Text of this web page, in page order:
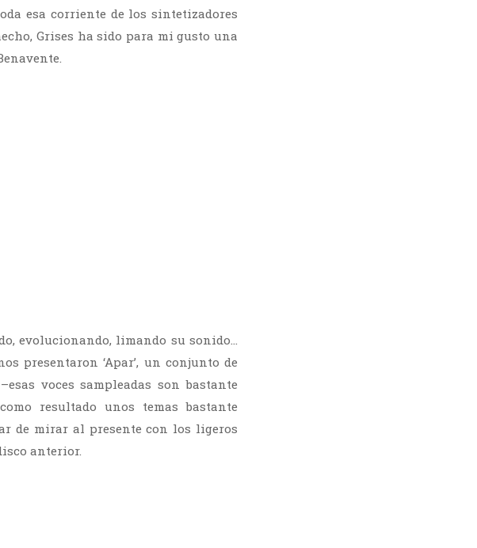
esa corriente de los sintetizadores
Grises ha sido para mi gusto una
evolucionando, limando su sonido…
presentaron ‘Apar’, un conjunto de
voces sampleadas son bastante
resultado unos temas bastante
de mirar al presente con los ligeros
anterior.